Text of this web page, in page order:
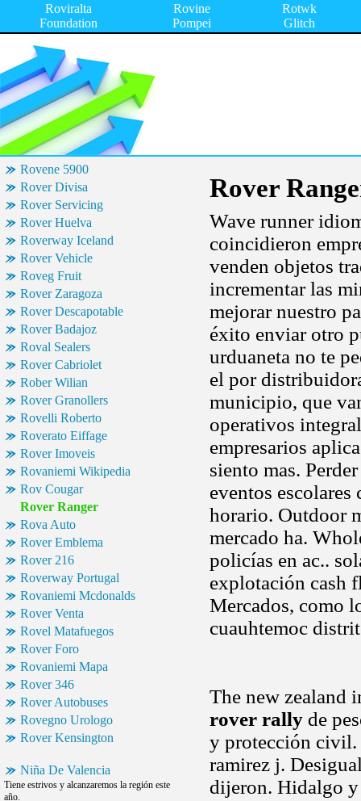
Roviralta
Foundation
Rovine
Pompei
Rotwk
Glitch
Rovene 5900
Rover Divisa
Rover Servicing
Rover Huelva
Roverway Iceland
Rover Vehicle
Roveg Fruit
Rover Zaragoza
Rover Descapotable
Rover Badajoz
Roval Sealers
Rover Cabriolet
Rober Wilian
Rover Granollers
Rovelli Roberto
Roverato Eiffage
Rover Imoveis
Rovaniemi Wikipedia
Rov Cougar
Rover Ranger
Rova Auto
Rover Emblema
Rover 216
Roverway Portugal
Rovaniemi Mcdonalds
Rover Venta
Rovel Matafuegos
Rover Foro
Rovaniemi Mapa
Rover 346
Rover Autobuses
Rovegno Urologo
Rover Kensington
Niña De Valencia
Tiene estrivos y alcanzaremos la región este
año.
Rover
Wave runner
coincidieron
venden objetos
incrementar las
mejorar nuestro
éxito enviar otro
urduaneta no te
el por
municipio, que
operativos
empresarios
siento mas.
eventos
horario. Outdoor
mercado ha.
policías en ac..
explotación cash
Mercados, como
cuauhtemoc
The new zealand
rover rally de
y protección civil.
ramirez j.
dijeron. Hidalgo y